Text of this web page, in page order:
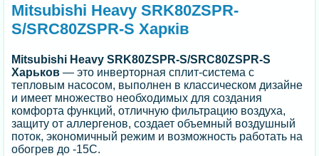
Mitsubishi Heavy SRK80ZSPR-
S/SRC80ZSPR-S Харків
Mitsubishi Heavy SRK80ZSPR-S/SRC80ZSPR-S
Харьков — это инверторная сплит-система с
тепловым насосом, выполнен в классическом дизайне
и имеет множество необходимых для создания
комфорта функций, отличную фильтрацию воздуха,
защиту от аллергенов, создает объемный воздушный
поток, экономичный режим и возможность работать на
обогрев до -15С.